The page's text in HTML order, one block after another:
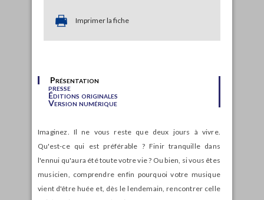
Imprimer la fiche
Présentation
presse
Éditions originales
Version numérique
Imaginez. Il ne vous reste que deux jours à vivre.
Qu'est-ce qui est préférable ? Finir tranquille dans
l'ennui qu'aura été toute votre vie ? Ou bien, si vous êtes
musicien, comprendre enfin pourquoi votre musique
vient d'être huée et, dès le lendemain, rencontrer celle